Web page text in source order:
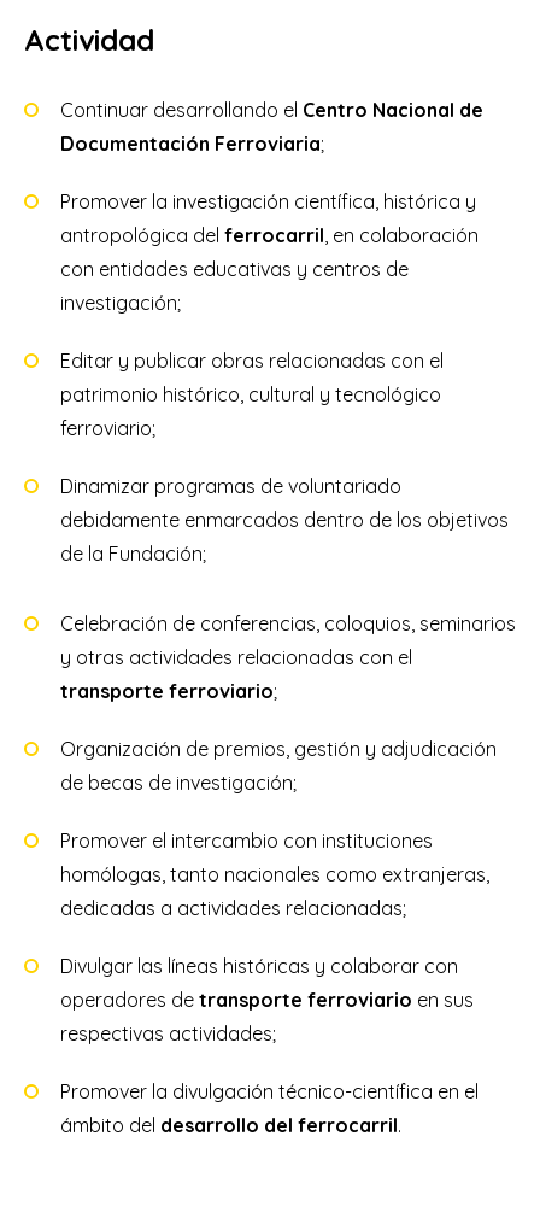
Actividad
Continuar desarrollando el Centro Nacional de
Documentación Ferroviaria;
Promover la investigación científica, histórica y
antropológica del ferrocarril, en colaboración
con entidades educativas y centros de
investigación;
Editar y publicar obras relacionadas con el
patrimonio histórico, cultural y tecnológico
ferroviario;
Dinamizar programas de voluntariado
debidamente enmarcados dentro de los objetivos
de la Fundación;
Celebración de conferencias, coloquios, seminarios
y otras actividades relacionadas con el
transporte ferroviario;
Organización de premios, gestión y adjudicación
de becas de investigación;
Promover el intercambio con instituciones
homólogas, tanto nacionales como extranjeras,
dedicadas a actividades relacionadas;
Divulgar las líneas históricas y colaborar con
operadores de transporte ferroviario en sus
respectivas actividades;
Promover la divulgación técnico-científica en el
ámbito del desarrollo del ferrocarril.